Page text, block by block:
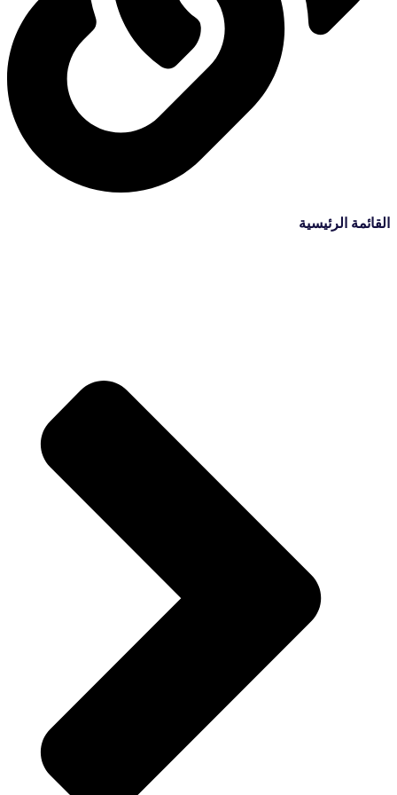
القائمة الرئيسية